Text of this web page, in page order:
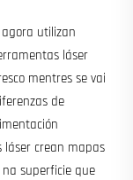
utilizan
láser
mentres se vai
de
láser crean mapas
superficie que